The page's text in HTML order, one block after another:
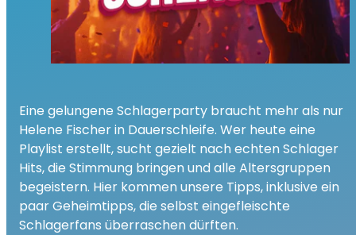
Eine gelungene Schlagerparty braucht mehr als nur
Helene Fischer in Dauerschleife. Wer heute eine
Playlist erstellt, sucht gezielt nach echten Schlager
Hits, die Stimmung bringen und alle Altersgruppen
begeistern. Hier kommen unsere Tipps, inklusive ein
paar Geheimtipps, die selbst eingefleischte
Schlagerfans überraschen dürften.